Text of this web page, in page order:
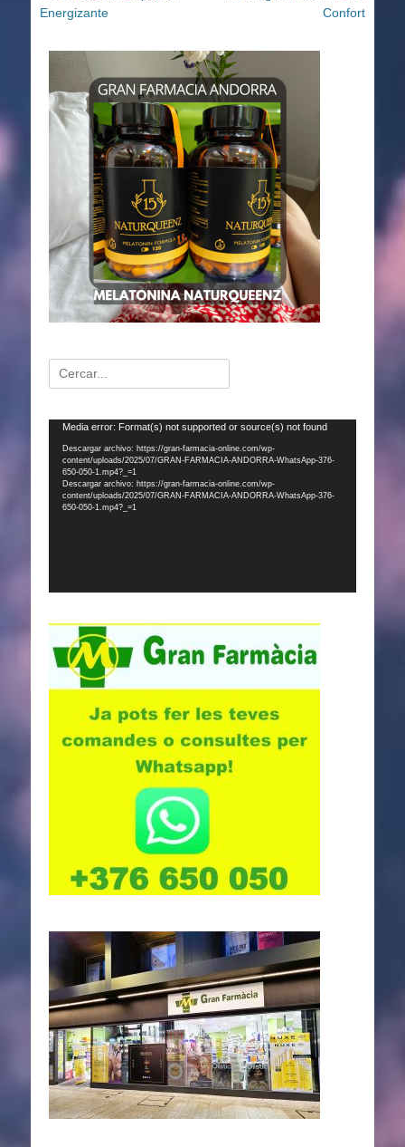
entradas
anterior:
Energizante
Confort
Buscar:
Reproductor
vídeo
Media error: Format(s) not supported or source(s) not found
Descargar archivo: https://gran-farmacia-online.com/wp-
content/uploads/2025/07/GRAN-FARMACIA-ANDORRA-WhatsApp-376-
650-050-1.mp4?_=1
Descargar archivo: https://gran-farmacia-online.com/wp-
content/uploads/2025/07/GRAN-FARMACIA-ANDORRA-WhatsApp-376-
650-050-1.mp4?_=1